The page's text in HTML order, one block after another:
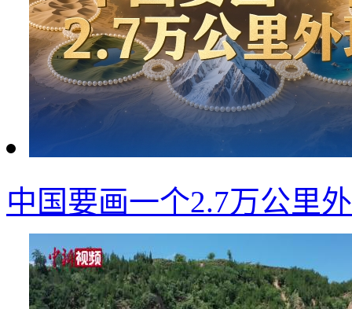
中国要画一个2.7万公里